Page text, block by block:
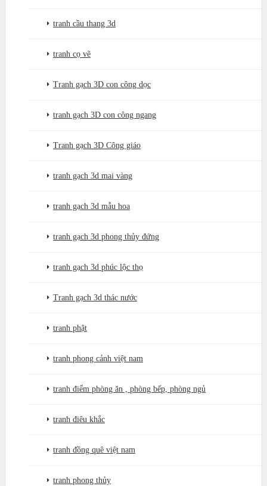
tranh cầu thang 3d
tranh cọ vẽ
Tranh gạch 3D con công dọc
tranh gạch 3D con công ngang
Tranh gạch 3D Công giáo
tranh gạch 3d mai vàng
tranh gạch 3d mẫu hoa
tranh gạch 3d phong thủy đứng
tranh gạch 3d phúc lộc thọ
Tranh gạch 3d thác nước
tranh phật
tranh phong cảnh việt nam
tranh điểm phòng ăn , phòng bếp, phòng ngủ
tranh điêu khắc
tranh đồng quê việt nam
tranh phong thủy